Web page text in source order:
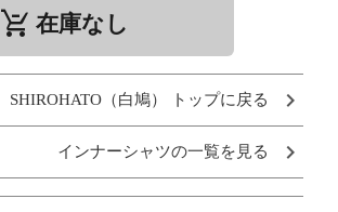
remove_shopping_cart 在庫なし
SHIROHATO（白鳩） トップに戻る
インナーシャツの一覧を見る